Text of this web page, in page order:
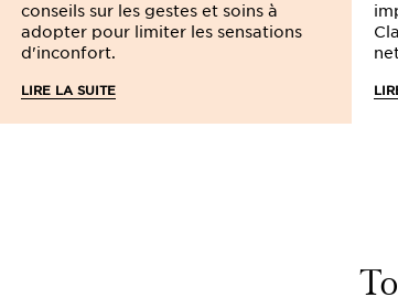
conseils sur les gestes et soins à
adopter pour limiter les sensations
d'inconfort.
LIRE LA SUITE